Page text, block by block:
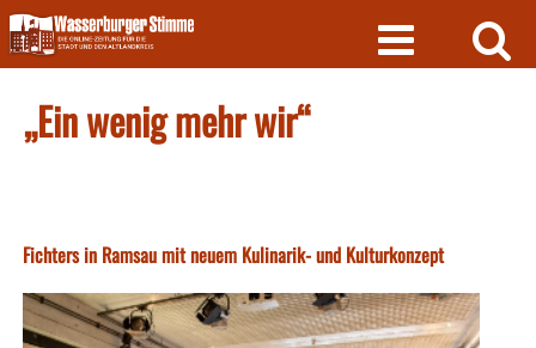
Skip
to
content
„Ein wenig mehr wir“
Fichters in Ramsau mit neuem Kulinarik- und Kulturkonzept